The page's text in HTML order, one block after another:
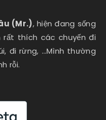
(Mr.), hiện đang sống
rất thích các chuyến đi
đi rừng, …Mình thường
rỗi.